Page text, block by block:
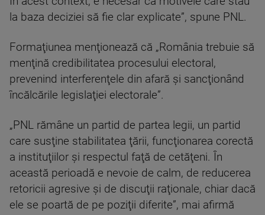
la baza deciziei să fie clar explicate”, spune PNL.
Formaţiunea menţionează că „România trebuie să
menţină credibilitatea procesului electoral,
prevenind interferenţele din afară şi sancţionând
încălcările legislaţiei electorale”.
„PNL rămâne un partid de partea legii, un partid
care susţine stabilitatea ţării, funcţionarea corectă
a instituţiilor şi respectul faţă de cetăţeni. În
această perioadă e nevoie de calm, de reducerea
retoricii agresive şi de discuţii raţionale, chiar dacă
ele se poartă de pe poziţii diferite”, mai afirmă